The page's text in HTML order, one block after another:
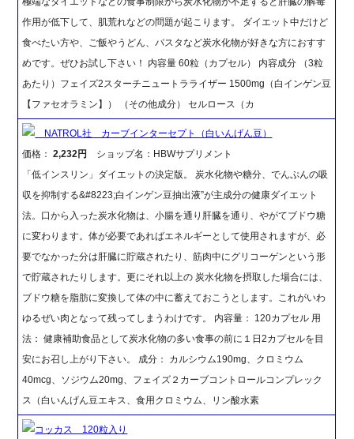
作用が低下して、肌荒れなどの問題が起こります。 ダイエット中だけど
食べたい方や、ご飯やうどん、パスタなど炭水化物が好きな方におすす
めです。ぜひお試し下さい！ 内容量 60粒（カプセル） 内容成分 （3粒
あたり）フェイズ2スターチニュートラライザー 1500mg（白インゲン豆
【ファセオラミン】） （その他成分） セルロース（カ
NATROL社 カーブインターセプト（白いんげん豆）
価格：2,232円
ショップ名：HBWサプリメント
「低インスリン」ダイエットの決定版。 炭水化物や糖分、でんぷんの吸
収を抑制する&#8223;白インゲン豆抽出液”が主成分の健康ダイエット
法。口から入った炭水化物は、小腸を通り肝臓を通り、やがてブドウ糖
に変わります。体が必要であればエネルギーとして使用されますが、必
要でなかった分は肝臓に貯蔵されたり、筋肉中にグリコーゲンという形
で貯蔵されたりします。更にそれ以上の 炭水化物を摂取した場合には、
ブドウ糖を脂肪に変換して体の中に蓄えておこうとします。これがいわ
ゆるぜい肉となって残ってしまうわけです。 内容量： 120カプセル 用
法： 健康補助食品として炭水化物の多い食事の前に１日2カプセルを目
安にお召し上がり下さい。 成分： カルシウム190mg、クロミウム
40mcg、ソジウム20mg、フェイズ２カーブコントロールコンプレック
ス（白いんげん豆エキス、食用クロミウム、リン酸水素
コッカス 120粒入り